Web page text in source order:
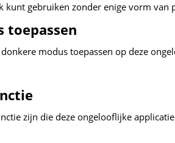
kunt gebruiken zonder enige vorm van
toepassen
modus toepassen op deze
zijn die deze ongelooflijke